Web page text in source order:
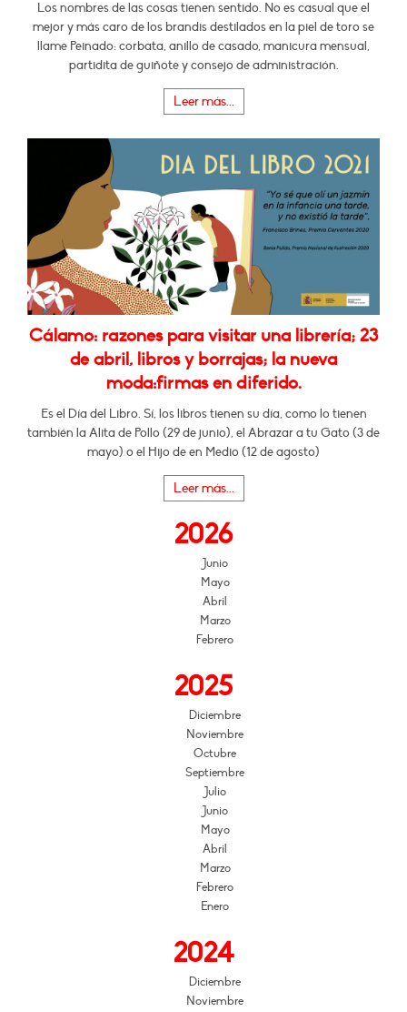
Los nombres de las cosas tienen sentido. No es casual que el
mejor y más caro de los brandis destilados en la piel de toro se
llame Peinado: corbata, anillo de casado, manicura mensual,
partidita de guiñote y consejo de administración.
Leer más...
Cálamo: razones para visitar una librería; 23
de abril, libros y borrajas; la nueva
moda:firmas en diferido.
Es el Día del Libro. Sí, los libros tienen su día, como lo tienen
también la Alita de Pollo (29 de junio), el Abrazar a tu Gato (3 de
mayo) o el Hijo de en Medio (12 de agosto)
Leer más...
2026
Junio
Mayo
Abril
Marzo
Febrero
2025
Diciembre
Noviembre
Octubre
Septiembre
Julio
Junio
Mayo
Abril
Marzo
Febrero
Enero
2024
Diciembre
Noviembre